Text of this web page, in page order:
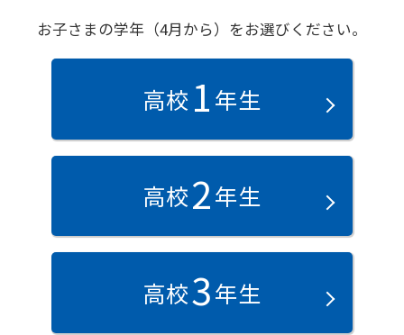
お子さまの学年（4月から）をお選びください。
高校 1年生
高校2年生
高校3年生